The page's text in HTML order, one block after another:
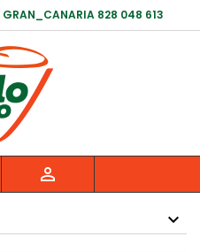
GRAN_CANARIA 828 048 613
